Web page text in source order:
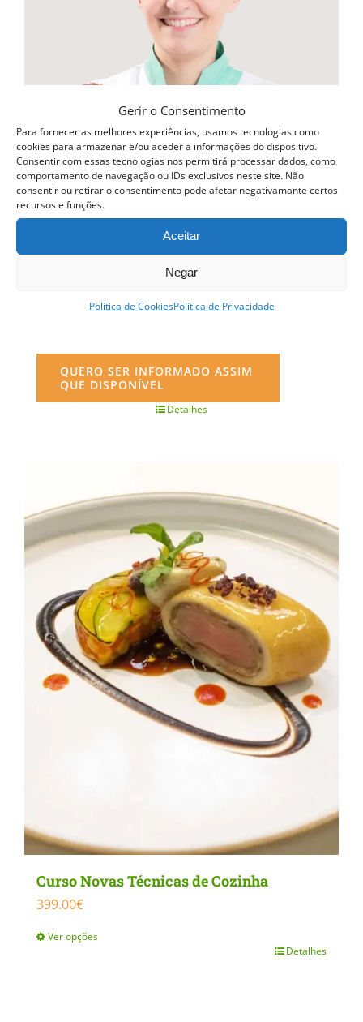
Gerir o Consentimento
Para fornecer as melhores experiências, usamos tecnologias como
cookies para armazenar e/ou aceder a informações do dispositivo.
Consentir com essas tecnologias nos permitirá processar dados, como
comportamento de navegação ou IDs exclusivos neste site. Não
consentir ou retirar o consentimento pode afetar negativamante certos
recursos e funções.
Aceitar
Negar
Política de CookiesPolítica de Privacidade
the
product
page
Curso Profissional Pastelaria Tradicional
QUERO SER INFORMADO ASSIM
QUE DISPONÍVEL
Detalhes
Curso Novas Técnicas de Cozinha
399.00€
Ver opções
Detalhes